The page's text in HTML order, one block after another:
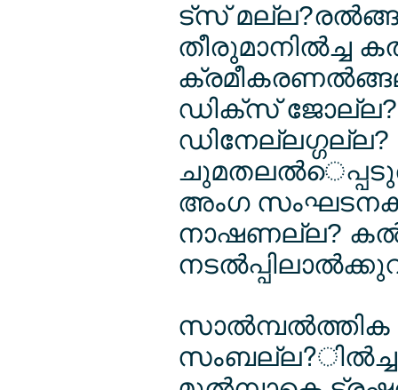
ട്സ്
തീരുമാനില്‍ച്ച
ഡിക്സ്
അംഗ
നാഷണല്ല?
സംബല്ല?ില്‍ച്ച